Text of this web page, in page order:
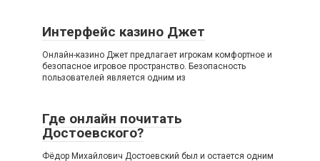
Интерфейс казино Джет
Онлайн-казино Джет предлагает игрокам комфортное и
безопасное игровое пространство. Безопасность
пользователей является одним из
Где онлайн почитать
Достоевского?
Фёдор Михайлович Достоевский был и остается одним